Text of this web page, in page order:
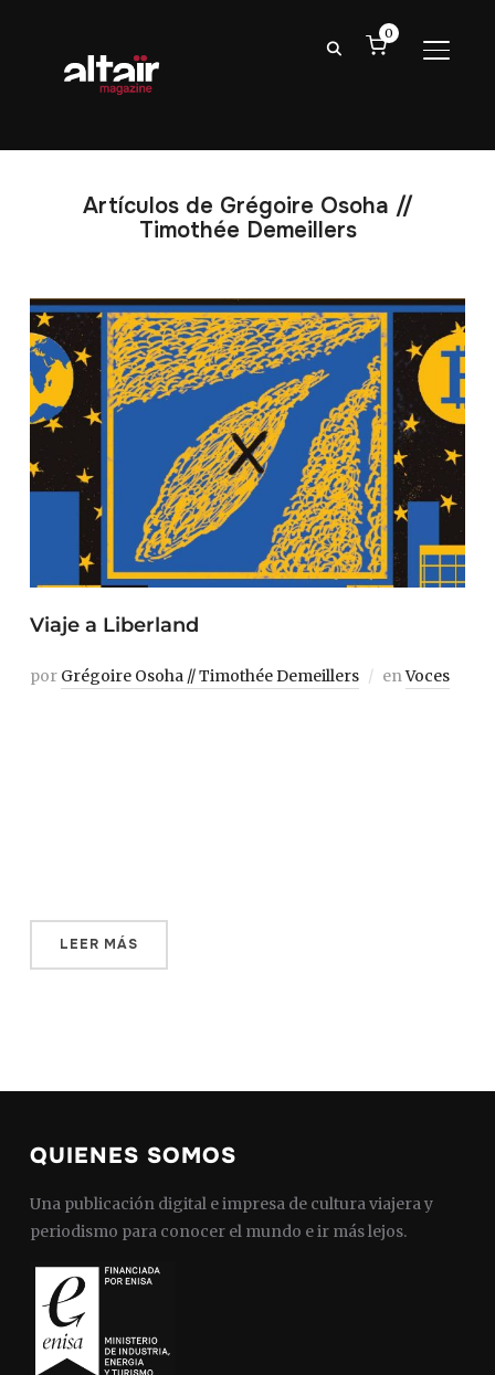
0
Artículos de Grégoire Osoha //
Timothée Demeillers
Viaje a Liberland
por Grégoire Osoha // Timothée Demeillers enVoces
LEER MÁS
QUIENES SOMOS
Una publicación digital e impresa de cultura viajera y
periodismo para conocer el mundo e ir más lejos.